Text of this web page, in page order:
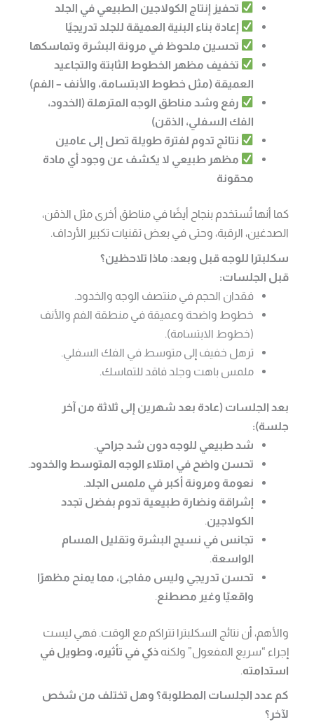
تحفيز إنتاج الكولاجين الطبيعي في الجلد
إعادة بناء البنية العميقة للجلد تدريجيًا
تحسين ملحوظ في مرونة البشرة وتماسكها
تخفيف مظهر الخطوط الثابتة والتجاعيد
العميقة (مثل خطوط الابتسامة، والأنف – الفم)
رفع وشد مناطق الوجه المترهلة (الخدود،
الفك السفلي، الذقن)
نتائج تدوم لفترة طويلة تصل إلى عامين
مظهر طبيعي لا يكشف عن وجود أي مادة
محقونة
كما أنها تُستخدم بنجاح أيضًا في مناطق أخرى مثل الذقن،
الصدغين، الرقبة، وحتى في بعض تقنيات تكبير الأرداف.
سكلبترا للوجه قبل وبعد: ماذا تلاحظين؟
قبل الجلسات:
فقدان الحجم في منتصف الوجه والخدود.
خطوط واضحة وعميقة في منطقة الفم والأنف
(خطوط الابتسامة).
ترهل خفيف إلى متوسط في الفك السفلي.
ملمس باهت وجلد فاقد للتماسك.
بعد الجلسات (عادة بعد شهرين إلى ثلاثة من آخر
جلسة):
شد طبيعي للوجه دون شد جراحي.
تحسن واضح في امتلاء الوجه المتوسط والخدود.
نعومة ومرونة أكبر في ملمس الجلد.
إشراقة ونضارة طبيعية تدوم بفضل تجدد
الكولاجين.
تجانس في نسيج البشرة وتقليل المسام
الواسعة.
تحسن تدريجي وليس مفاجئ، مما يمنح مظهرًا
واقعيًا وغير مصطنع.
والأهم، أن نتائج السكلبترا تتراكم مع الوقت. فهي ليست
إجراء “سريع المفعول” ولكنهذكي في تأثيره، وطويل في
استدامته.
كم عدد الجلسات المطلوبة؟ وهل تختلف من شخص
لآخر؟